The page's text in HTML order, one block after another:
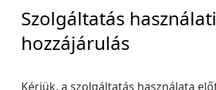
Feltöltés idejéig
Keresés
Szolgáltatás használati
hozzájárulás
Kérjük, a szolgáltatás használata